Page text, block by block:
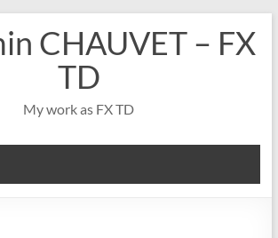
CHAUVET – FX
TD
My work as FX TD